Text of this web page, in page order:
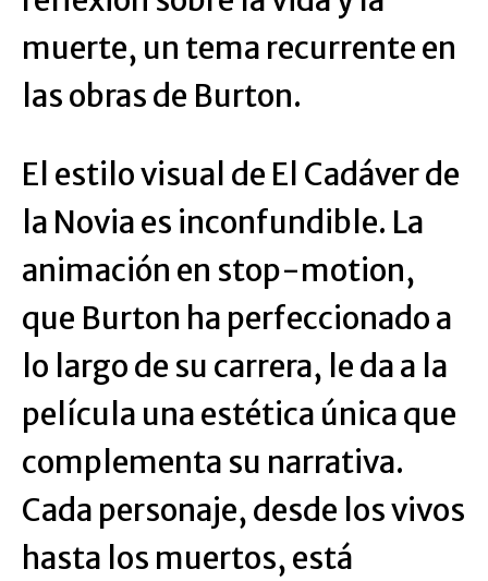
muerte, un tema recurrente en
las obras de Burton.
El estilo visual de El Cadáver de
la Novia es inconfundible. La
animación en stop-motion,
que Burton ha perfeccionado a
lo largo de su carrera, le da a la
película una estética única que
complementa su narrativa.
Cada personaje, desde los vivos
hasta los muertos, está